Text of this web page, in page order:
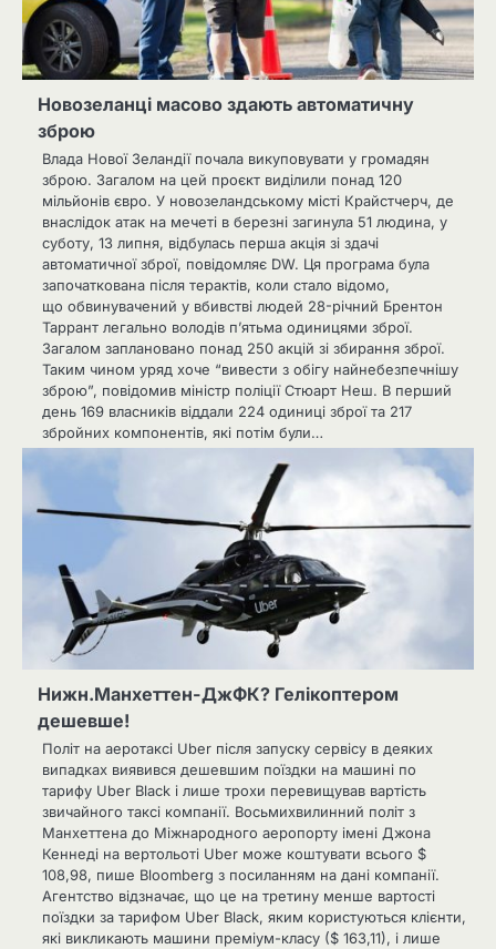
Новозеланці масово здають автоматичну
зброю
Влада Нової Зеландії почала викуповувати у громадян
зброю. Загалом на цей проєкт виділили понад 120
мільйонів євро. У новозеландському місті Крайстчерч, де
внаслідок атак на мечеті в березні загинула 51 людина, у
суботу, 13 липня, відбулась перша акція зі здачі
автоматичної зброї, повідомляє DW. Ця програма була
започаткована після терактів, коли стало відомо,
що обвинувачений у вбивстві людей 28-річний Брентон
Таррант легально володів п’ятьма одиницями зброї.
Загалом заплановано понад 250 акцій зі збирання зброї.
Таким чином уряд хоче “вивести з обігу найнебезпечнішу
зброю”, повідомив міністр поліції Стюарт Неш. В перший
день 169 власників віддали 224 одиниці зброї та 217
збройних компонентів, які потім були…
Нижн.Манхеттен-ДжФК? Гелікоптером
дешевше!
Політ на аеротаксі Uber після запуску сервісу в деяких
випадках виявився дешевшим поїздки на машині по
тарифу Uber Black і лише трохи перевищував вартість
звичайного таксі компанії. Восьмихвилинний політ з
Манхеттена до Міжнародного аеропорту імені Джона
Кеннеді на вертольоті Uber може коштувати всього $
108,98, пише Bloomberg з посиланням на дані компанії.
Агентство відзначає, що це на третину менше вартості
поїздки за тарифом Uber Black, яким користуються клієнти,
які викликають машини преміум-класу ($ 163,11), і лише